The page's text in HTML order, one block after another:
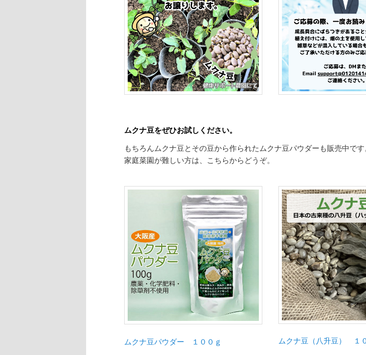
ムクナ豆をぜひお試しください。
もちろんムクナ豆とその豆から作られたムクナ豆パウダーも販売中です
家庭菜園が難しい方は、こちらからどうぞ。
ムクナ豆パウダー １００ｇ ムクナ豆（八升豆） １